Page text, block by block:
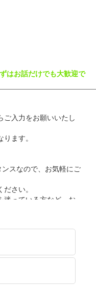
はお話だけでも大歓迎で
ご入力をお願いいたし
ます。
ンスなので、お気軽にご
さい。
迷っている方など、お
職場環境、労働環境に